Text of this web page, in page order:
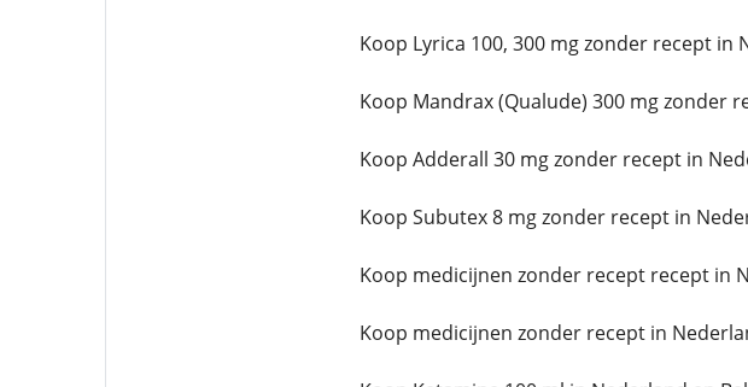
Koop Lyrica 100, 300 mg zonder recept in
Koop Mandrax (Qualude) 300 mg zonder
Koop Adderall 30 mg zonder recept in
Koop Subutex 8 mg zonder recept in
Koop medicijnen zonder recept recept in
Koop medicijnen zonder recept in